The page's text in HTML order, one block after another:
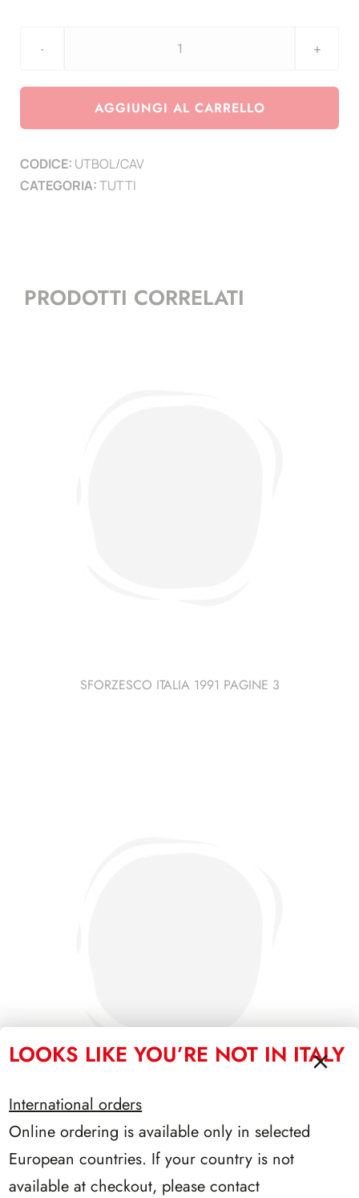
Francobolli
Cavalli
AGGIUNGI AL CARRELLO
CODICE: UTBOL/CAV
CATEGORIA:TUTTI
PRODOTTI CORRELATI
SFORZESCO ITALIA 1991 PAGINE 3
SFORZESCO ITALIA 1988 PAGINE 3
LOOKS LIKE YOU’RE NOT IN ITALY
International orders
Online ordering is available only in selected
European countries. If your country is not
available at checkout, please contact